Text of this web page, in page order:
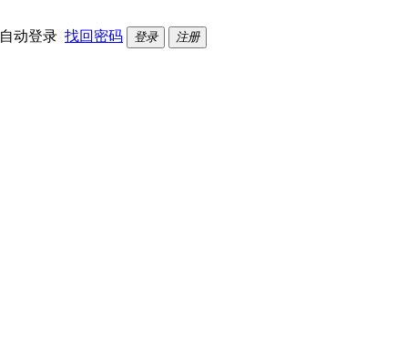
自动登录 找回密码 登录 注册